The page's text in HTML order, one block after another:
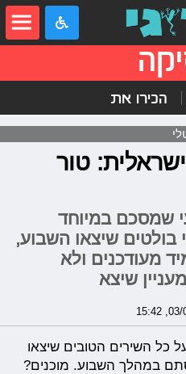
הכירו את
טור
שמסכם במיוחד
שיצאו השבוע,
מעודכנים ולא
שיצא
כל השירים הטובים שיצאו
במהלך השבוע. מוכנים?